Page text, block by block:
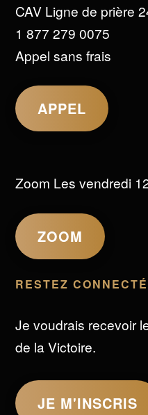
CAV Ligne de prière
1 877 279 0075
Appel sans frais
APPEL
Zoom Les vendredi
ZOOM
RESTEZ
Je voudrais recevoir
de la Victoire.
JE M'INSCRIS